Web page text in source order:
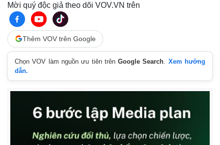
Mời quý độc giả theo dõi VOV.VN trên
Thêm VOV trên Google
Chọn VOV làm nguồn ưu tiên trênGoogle Search
Xem hướng
dẫn.